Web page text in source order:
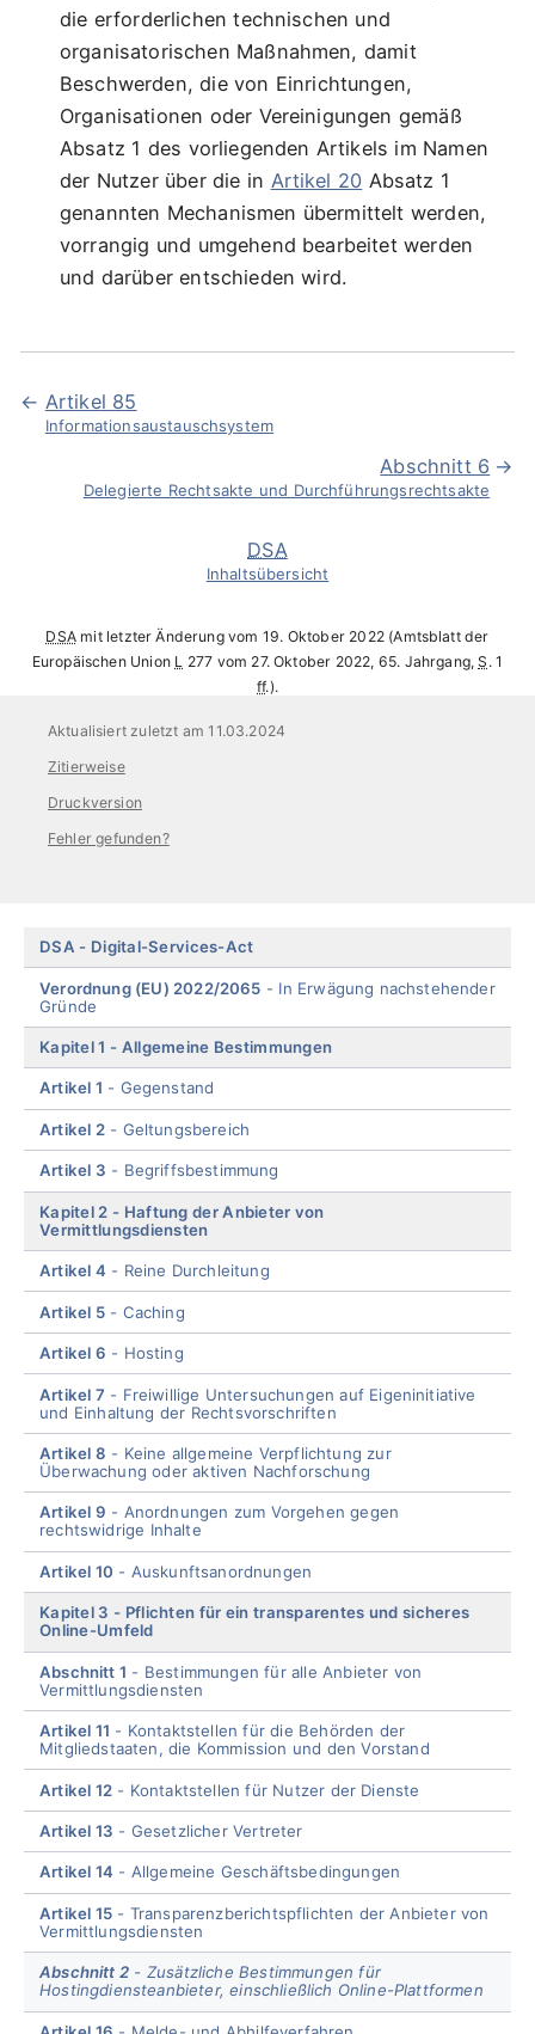
die erforderlichen technischen und
organisatorischen Maßnahmen, damit
Beschwerden, die von Einrichtungen,
Organisationen oder Vereinigungen gemäß
Absatz 1 des vorliegenden Artikels im Namen
der Nutzer über die in Artikel 20 Absatz 1
genannten Mechanismen übermittelt werden,
vorrangig und umgehend bearbeitet werden
und darüber entschieden wird.
Artikel 85
Informationsaustauschsystem
Abschnitt 6
Delegierte Rechtsakte und Durchführungsrechtsakte
DSA
Inhaltsübersicht
DSAmit letzter Änderung vom 19. Oktober 2022 (Amtsblatt der
Europäischen Union L 277 vom 27. Oktober 2022, 65. Jahrgang, S . 1
ff.).
Aktualisiert zuletzt am 11.03.2024
Zitierweise
Druckversion
Fehler gefunden?
Skip
menu
DSA Digital-Services-Act
Verordnung (EU) 2022/2065
In Erwägung nachstehender
Gründe
Kapitel 1 Allgemeine Bestimmungen
Artikel 1 Gegenstand
Artikel 2 Geltungsbereich
Artikel 3 Begriffsbestimmung
Kapitel 2
Haftung der Anbieter von
Vermittlungsdiensten
Artikel 4 Reine Durchleitung
Artikel 5 Caching
Artikel 6 Hosting
Artikel 7
Freiwillige Untersuchungen auf Eigeninitiative
und Einhaltung der Rechtsvorschriften
Artikel 8
Keine allgemeine Verpflichtung zur
Überwachung oder aktiven Nachforschung
Artikel 9
Anordnungen zum Vorgehen gegen
rechtswidrige Inhalte
Artikel 10 Auskunftsanordnungen
Kapitel 3
Pflichten für ein transparentes und sicheres
Online-Umfeld
Abschnitt 1
Bestimmungen für alle Anbieter von
Vermittlungsdiensten
Artikel 11
Kontaktstellen für die Behörden der
Mitgliedstaaten, die Kommission und den Vorstand
Artikel 12 Kontaktstellen für Nutzer der Dienste
Artikel 13 Gesetzlicher Vertreter
Artikel 14 Allgemeine Geschäftsbedingungen
Artikel 15
Transparenzberichtspflichten der Anbieter von
Vermittlungsdiensten
Abschnitt 2
Zusätzliche Bestimmungen für
Hostingdiensteanbieter, einschließlich Online-Plattformen